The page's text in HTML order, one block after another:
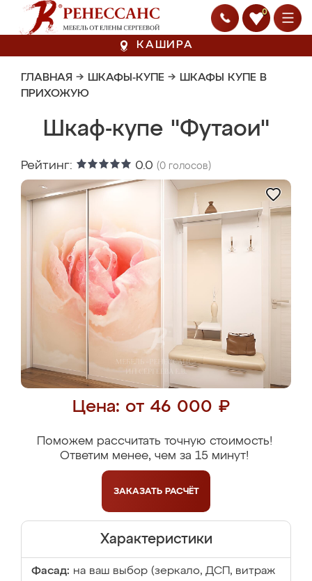
0
КАШИРА
ГЛАВНАЯ → ШКАФЫ-КУПЕ → ШКАФЫ КУПЕ В
ПРИХОЖУЮ
Шкаф-купе "Футаои"
Рейтинг: 0.0 (0 голосов)
Цена: от 46 000 ₽
Поможем рассчитать точную стоимость!
Ответим менее, чем за 15 минут!
ЗАКАЗАТЬ РАСЧЁТ
Характеристики
Фасад: на ваш выбор (зеркало, ДСП, витраж